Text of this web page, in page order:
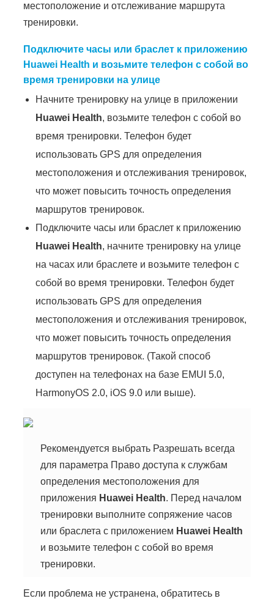
местоположение и отслеживание маршрута
тренировки.
Подключите часы или браслет к приложению
Huawei Health и возьмите телефон с собой во
время тренировки на улице
Начните тренировку на улице в приложении
Huawei Health, возьмите телефон с собой во
время тренировки. Телефон будет
использовать GPS для определения
местоположения и отслеживания тренировок,
что может повысить точность определения
маршрутов тренировок.
Подключите часы или браслет к приложению
Huawei Health, начните тренировку на улице
на часах или браслете и возьмите телефон с
собой во время тренировки. Телефон будет
использовать GPS для определения
местоположения и отслеживания тренировок,
что может повысить точность определения
маршрутов тренировок. (Такой способ
доступен на телефонах на базе EMUI 5.0,
HarmonyOS 2.0, iOS 9.0 или выше).
Рекомендуется выбрать Разрешать всегда
для параметра Право доступа к службам
определения местоположения для
приложения Huawei Health. Перед началом
тренировки выполните сопряжение часов
или браслета с приложением Huawei Health
и возьмите телефон с собой во время
тренировки.
Если проблема не устранена, обратитесь в